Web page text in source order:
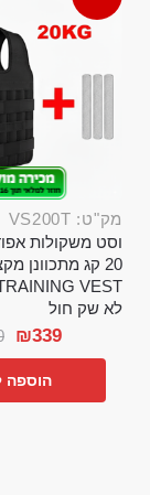
מק"ט: VS200T
וסט משקולות
20 קג מתכוונן
לא שק חול
₪339
הוספה